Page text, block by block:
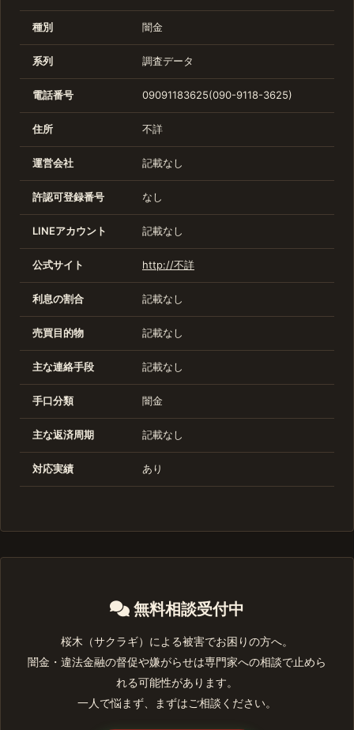
種別 闇金
系列 調査データ
電話番号 09091183625(090-9118-3625)
住所 不詳
運営会社 記載なし
許認可登録番号 なし
LINEアカウント 記載なし
公式サイト http://不詳
利息の割合 記載なし
売買目的物 記載なし
主な連絡手段 記載なし
手口分類 闇金
主な返済周期 記載なし
対応実績 あり
無料相談受付中
桜木（サクラギ）による被害でお困りの方へ。
闇金・違法金融の督促や嫌がらせは専門家への相談で止めら
れる可能性があります。
一人で悩まず、まずはご相談ください。